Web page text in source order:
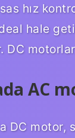
hız
hale
DC
AC
DC